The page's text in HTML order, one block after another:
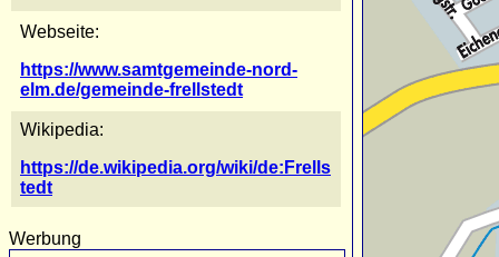
Webseite:
https://www.samtgemeinde-nord-
elm.de/gemeinde-frellstedt
Wikipedia:
https://de.wikipedia.org/wiki/de:Frells
tedt
Werbung